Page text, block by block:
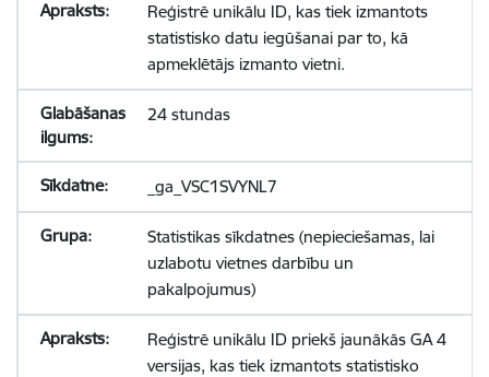
Reģistrē unikālu ID, kas tiek izmantots
statistisko datu iegūšanai par to, kā
apmeklētājs izmanto vietni.
24 stundas
_ga_VSC1SVYNL7
Statistikas sīkdatnes (nepieciešamas, lai
uzlabotu vietnes darbību un
pakalpojumus)
Reģistrē unikālu ID priekš jaunākās GA 4
versijas, kas tiek izmantots statistisko